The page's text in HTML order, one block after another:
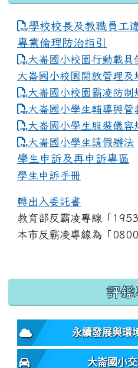
學校校長及教職員工
專業倫理防治指引
大崙國小校園行動載具
大崙國小校園開放管理及
大崙國小校園霸凌防制
大崙國小學生輔導與管
大崙國小學生服裝儀容
link to https://
大崙國小學生請假辦法
學生申訴及再申訴專區
學生申訴手冊
轉出入委託書
教育部反霸凌專線「1953
本市反霸凌專線為「
:::
評鑑
永續發展與環
大崙國小